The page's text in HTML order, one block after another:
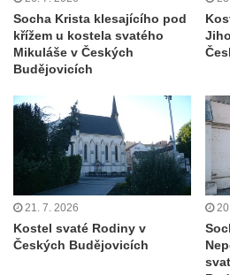
Sousoší dětí u obecního úřadu v
Socha Andromedé u pavilonu
fresky v Duchcově
Socha Amfitrité u pavilonu
v Duchcově
Socha Flóry u pavilonu Reinerovy
Duchcově
Socha Afrodité u pavilonu
v Duchcově
Pamětní kámen rybníka Barbory v
Socha Krista klesajícího pod
křížem u kostela svatého
Mikuláše v Českých
Budějovicích
21. 7. 2026
Kostel svaté Rodiny v
Českých Budějovicích